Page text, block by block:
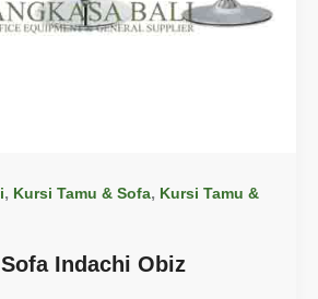
, Kursi Tamu & Sofa, Kursi Tamu &
Indachi Obiz